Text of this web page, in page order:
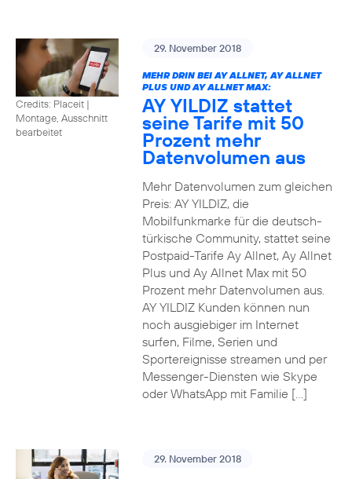
Credits: Placeit |
Montage, Ausschnitt
bearbeitet
29. November 2018
MEHR DRIN BEI AY ALLNET, AY ALLNET
PLUS UND AY ALLNET MAX:
AY YILDIZ stattet
seine Tarife mit 50
Prozent mehr
Datenvolumen aus
Mehr Datenvolumen zum gleichen
Preis: AY YILDIZ, die
Mobilfunkmarke für die deutsch-
türkische Community, stattet seine
Postpaid-Tarife Ay Allnet, Ay Allnet
Plus und Ay Allnet Max mit 50
Prozent mehr Datenvolumen aus.
AY YILDIZ Kunden können nun
noch ausgiebiger im Internet
surfen, Filme, Serien und
Sportereignisse streamen und per
Messenger-Diensten wie Skype
oder WhatsApp mit Familie […]
29. November 2018